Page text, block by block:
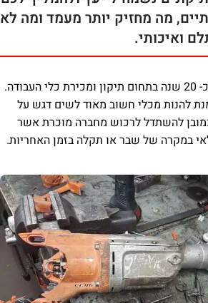
מה מחזיק יותר מעמד ומה לא
ואיכותי.
אנו בעלי ניסיון של כ- 20 שנה בתחום תיקון ומכירת כלי העבודה.
להנות מכלי חשוב מאוד לשים דגש על
להשתדל לרכוש מחברה מוכרת אשר
במקרה של שבר או תקלה בזמן האחריות.